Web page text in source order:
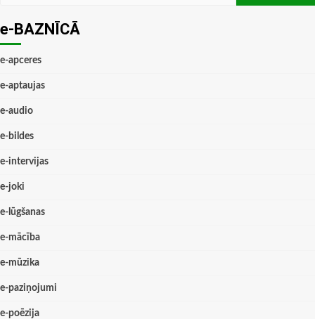
e-BAZNĪCĀ
e-apceres
e-aptaujas
e-audio
e-bildes
e-intervijas
e-joki
e-lūgšanas
e-mācība
e-mūzika
e-paziņojumi
e-poēzija